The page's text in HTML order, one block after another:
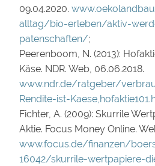
09.04.2020.
alltag/bio-erleben/aktiv-
patenschaften/;
Peerenboom, N. (2013):
Käse. NDR. Web, 06.06.2018.
www.ndr.de/ratgeber/
Rendite-ist-
Fichter, A. (2009): Skurrile
Aktie. Focus Money Online.
www.focus.de/finanzen/
16042/skurrile-wertpapiere-